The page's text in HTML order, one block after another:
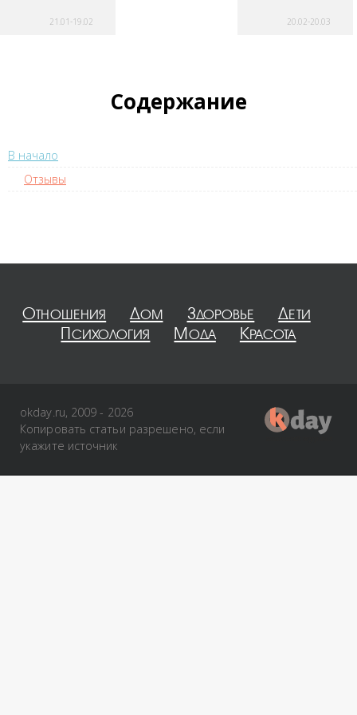
21.01-19.02 20.02-20.03
Содержание
В начало
Отзывы
Отношения Дом Здоровье
Дети
Психология
Мода Красота
okday.ru, 2009 - 2026
Копировать статьи разрешено, если
укажите источник